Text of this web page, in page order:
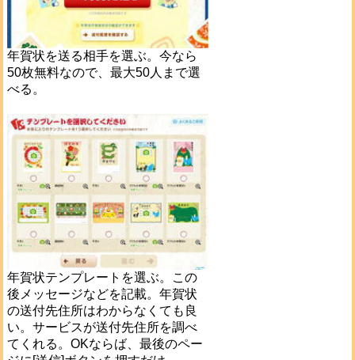
年賀状を送る相手を選ぶ。今なら
50枚無料なので、最大50人まで選
べる。
年賀状テンプレートを選ぶ。この
後メッセージなどを記載。年賀状
の送付先住所はわからなくても良
い。サービスが送付先住所を調べ
てくれる。OKならば、最後のペー